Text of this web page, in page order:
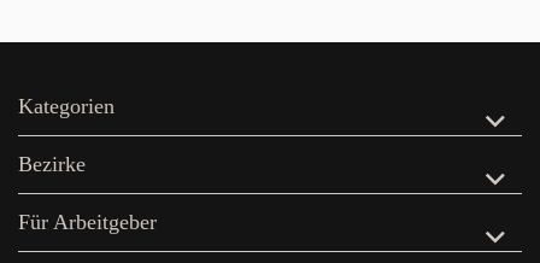
Kategorien
Bezirke
Für Arbeitgeber